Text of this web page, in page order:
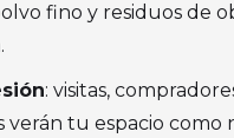
fino y residuos de
: visitas,
verán tu espacio como